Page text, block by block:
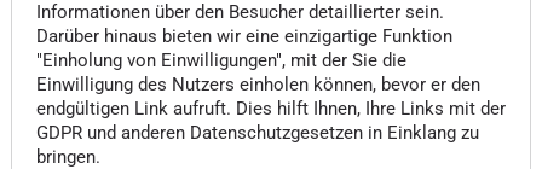
Informationen über den Besucher detaillierter sein.
Darüber hinaus bieten wir eine einzigartige Funktion
"Einholung von Einwilligungen", mit der Sie die
Einwilligung des Nutzers einholen können, bevor er den
endgültigen Link aufruft. Dies hilft Ihnen, Ihre Links mit der
GDPR und anderen Datenschutzgesetzen in Einklang zu
bringen.